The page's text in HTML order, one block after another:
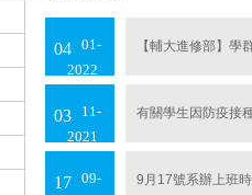
01
2022
04 【輔大進修部】學
11
2021
03 有關學生因防疫接
09
17 9月17號系辦上班